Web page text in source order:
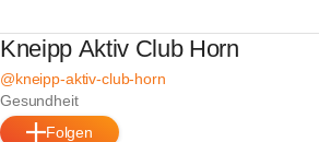
Kneipp Aktiv Club Horn
@kneipp-aktiv-club-horn
Gesundheit
Folgen